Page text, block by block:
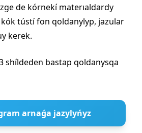
de kórnekí materıaldardy
tústí fon qoldanylyp, jazular
kerek.
shíldeden bastap qoldanysqa
arnaǵa jazylyńyz